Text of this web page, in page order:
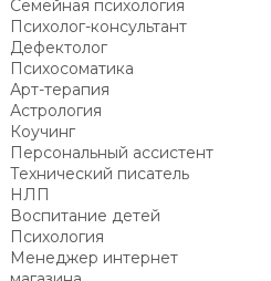
Семейная психология
Психолог-консультант
Дефектолог
Психосоматика
Арт-терапия
Астрология
Коучинг
Персональный ассистент
Технический писатель
НЛП
Воспитание детей
Психология
Менеджер интернет